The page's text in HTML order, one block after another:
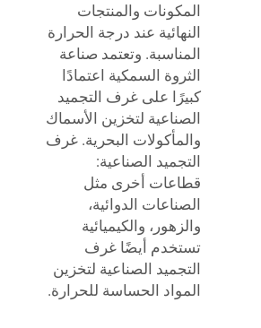
المكونات والمنتجات
النهائية عند درجة الحرارة
المناسبة. وتعتمد صناعة
الثروة السمكية اعتمادًا
كبيرًا على غرف التجميد
الصناعية لتخزين الأسماك
والمأكولات البحرية. غرف
التجميد الصناعية:
قطاعات أخرى مثل
الصناعات الدوائية،
والزهور، والكيميائية
تستخدم أيضًا غرف
التجميد الصناعية لتخزين
المواد الحساسة للحرارة.